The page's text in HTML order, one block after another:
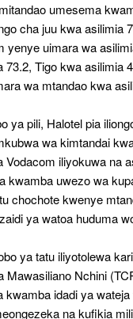
umesema
cha juu kwa asilimia
yenye uimara wa
73.2, Tigo kwa asilimia
wa mtandao kwa
ya pili, Halotel pia
wa kimtandai
Vodacom iliyokuwa na
kwamba uwezo wa
chochote kwenye
ya watoa huduma
ya tatu iliyotolewa
Mawasiliano Nchini
kwamba idadi ya
na kufikia